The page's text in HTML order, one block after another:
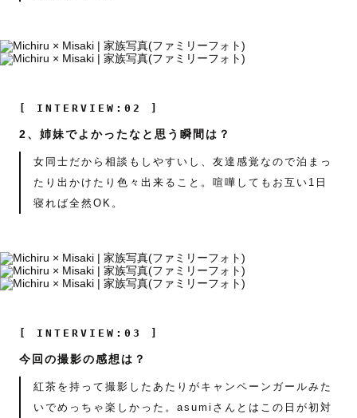
[ INTERVIEW:02 ]
2、姉妹でよかったなと思う瞬間は？
女同士だから相談もしやすいし、友達感覚なので泊まっ
たり出かけたり色々出来ること。喧嘩してもお互い1日
寝れば全然OK。
[ INTERVIEW:03 ]
今回の撮影の感想は？
紅茶を持って撮影したあたりがキャンペーンガールみた
いでめっちゃ楽しかった。asumiさんとはこの日が初対